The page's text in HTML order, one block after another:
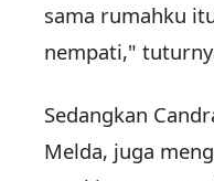
sama rumahku
nempati,"
Sedangkan
Melda, juga